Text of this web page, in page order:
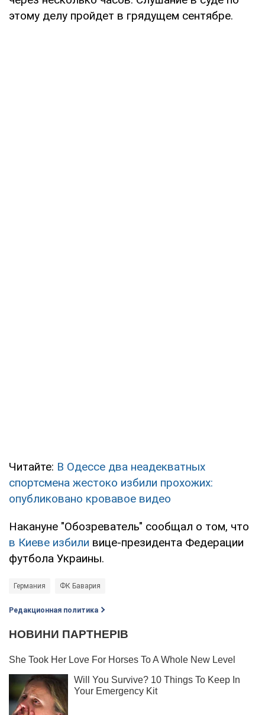
этому делу пройдет в грядущем сентябре.
Читайте: В Одессе два неадекватных
спортсмена жестоко избили прохожих:
опубликовано кровавое видео
Накануне "Обозреватель" сообщал о том, что
в Киеве избили вице-президента Федерации
футбола Украины.
Германия ФК Бавария
Редакционная политика